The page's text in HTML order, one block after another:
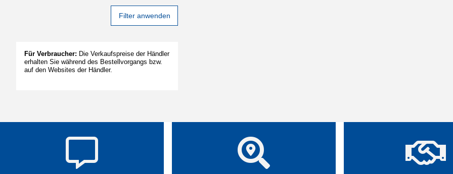
Filter anwenden
Für Verbraucher: Die Verkaufspreise der Händler
erhalten Sie während des Bestellvorgangs bzw.
auf den Websites der Händler.